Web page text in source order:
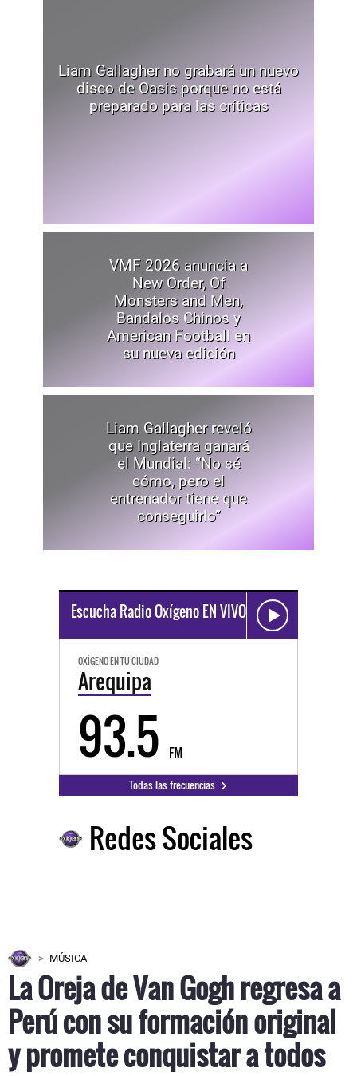
Liam Gallagher no grabará un nuevo
disco de Oasis porque no está
preparado para las críticas
VMF 2026 anuncia a
New Order, Of
Monsters and Men,
Bandalos Chinos y
American Football en
su nueva edición
Liam Gallagher reveló
que Inglaterra ganará
el Mundial: “No sé
cómo, pero el
entrenador tiene que
conseguirlo”
Escucha Radio Oxígeno EN VIVO
OXÍGENO EN TU CIUDAD
Arequipa
93.5 FM
Todas las frecuencias
Redes Sociales
MÚSICA
La Oreja de Van Gogh regresa a
Perú con su formación original
y promete conquistar a todos